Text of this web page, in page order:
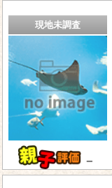
現地未調査
－